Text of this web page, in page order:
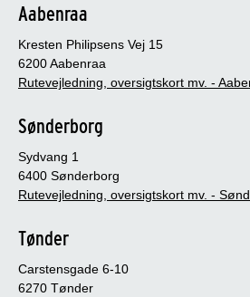
Aabenraa
Kresten Philipsens Vej 15
6200 Aabenraa
Rutevejledning, oversigtskort mv. -
Sønderborg
Sydvang 1
6400 Sønderborg
Rutevejledning, oversigtskort mv. -
Tønder
Carstensgade 6-10
6270 Tønder